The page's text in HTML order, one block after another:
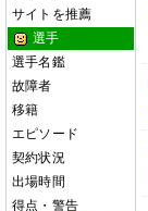
サイトを推薦
選手
選手名鑑
故障者
移籍
エピソード
契約状況
出場時間
得点・警告